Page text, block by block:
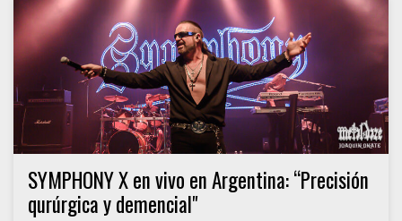
SYMPHONY X en vivo en Argentina: “Precisión
qurúrgica y demencial"